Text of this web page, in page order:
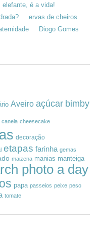
elefante, é a vida!
ervas de cheiros
Diogo Gomes
Aveiro açúcar bimby
canela cheesecake
decoração
etapas farinha gemas
maizena manias manteiga
photo a day
papa passeios peixe peso
tomate